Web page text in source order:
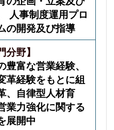
人事制度運用プロ
の開発及び指導
分野】
豊富な営業経験、
革経験をもとに組
、自律型人材育
業力強化に関する
展開中